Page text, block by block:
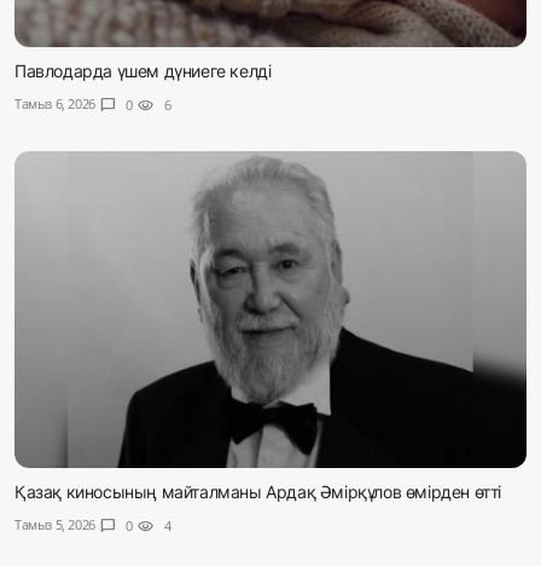
Павлодарда үшем дүниеге келді
Тамыз 6, 2026 chat_bubble 0 visibility 6
Қазақ киносының майталманы Ардақ Әмірқұлов өмірден өтті
Тамыз 5, 2026 chat_bubble 0 visibility 4